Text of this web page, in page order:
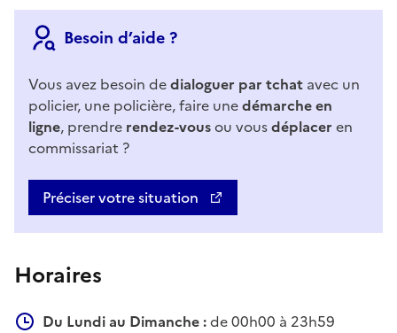
Besoin d’aide ?
Vous avez besoin dedialoguer par tchat avec un
policier, une policière, faire unedémarche en
ligne, prendre rendez-vousou vousdéplacer en
commissariat ?
Préciser votre situation
Horaires
Du Lundi au Dimanche :de 00h00 à 23h59